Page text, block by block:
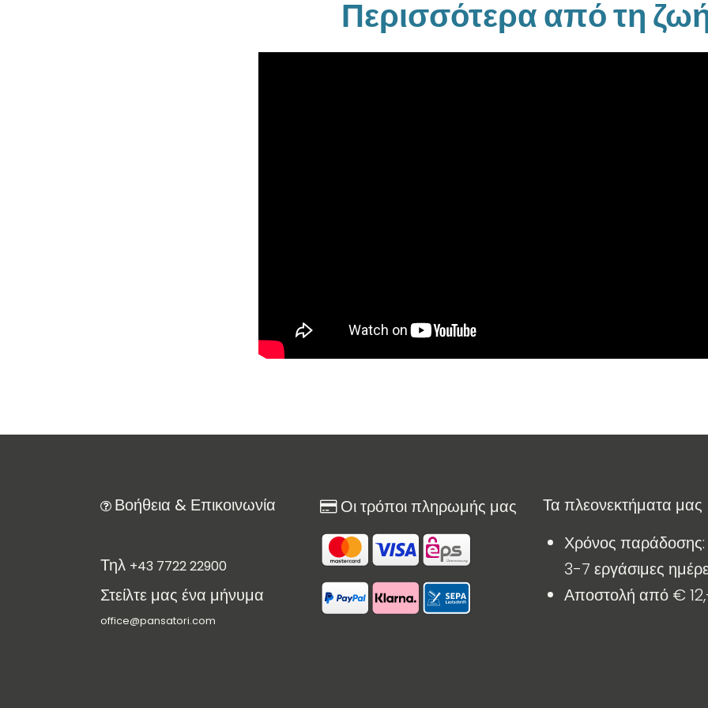
Περισσότερα από τη
Βοήθεια & Επικοινωνία
Τηλ +43 7722 22900
Στείλτε μας ένα μήνυμα
office@pansatori.com
​ Τα πλεονεκτήματα μας
Χρόνος παράδοσης:
3-7 εργάσιμες
Αποστολή από €
Οι τρόποι πληρωμής μας